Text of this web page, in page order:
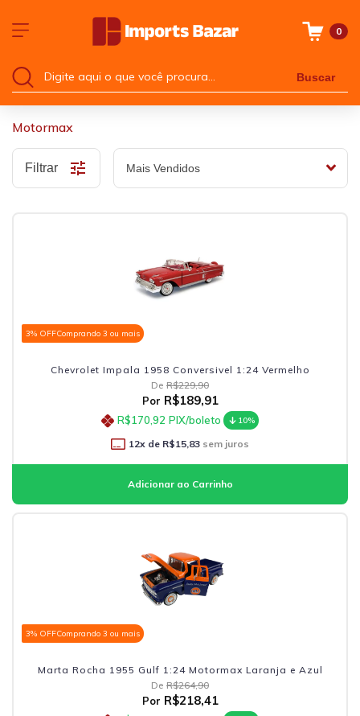
0
Buscar
Motormax
Filtrar
3% OFFComprando 3 ou mais
Chevrolet Impala 1958 Conversivel 1:24 Vermelho
De R$229,90
Por R$189,91
R$170,92 PIX/boleto 10%
12x de R$15,83 sem juros
3% OFFComprando 3 ou mais
Marta Rocha 1955 Gulf 1:24 Motormax Laranja e Azul
De R$264,90
Por R$218,41